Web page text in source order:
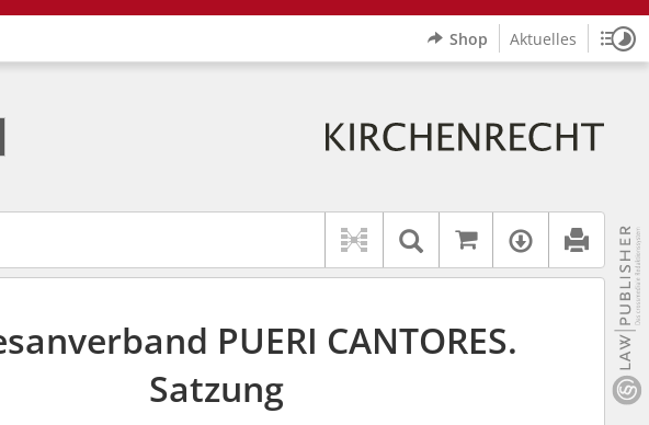
Shop Aktuelles
"*", Bsp. Pfarrer*, findet auch: "Pfarrerinitiative" oder "Pfarrerausschuss".
Textsuche im
Auf
PUERI CANTORES.
Satzung
wbv